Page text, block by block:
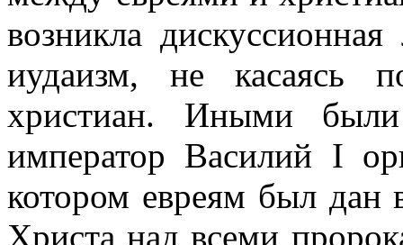
возникла
иудаизм, не касаясь
христиан. Иными
император Василий I
котором евреям был дан
Христа над всеми